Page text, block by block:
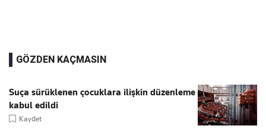
GÖZDEN KAÇMASIN
Suça sürüklenen çocuklara ilişkin düzenleme
kabul edildi
Kaydet